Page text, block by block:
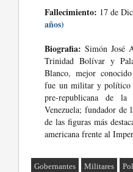
Fallecimiento: 17 de
años)
Biografia: Simón José
Trinidad Bolívar y
Blanco, mejor
fue un militar y político
pre-republicana de la
Venezuela; fundador
de las figuras más
americana frente al
Gobernantes Militares